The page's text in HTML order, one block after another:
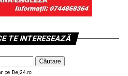
TE INTERESEAZĂ
pe Dej24.ro